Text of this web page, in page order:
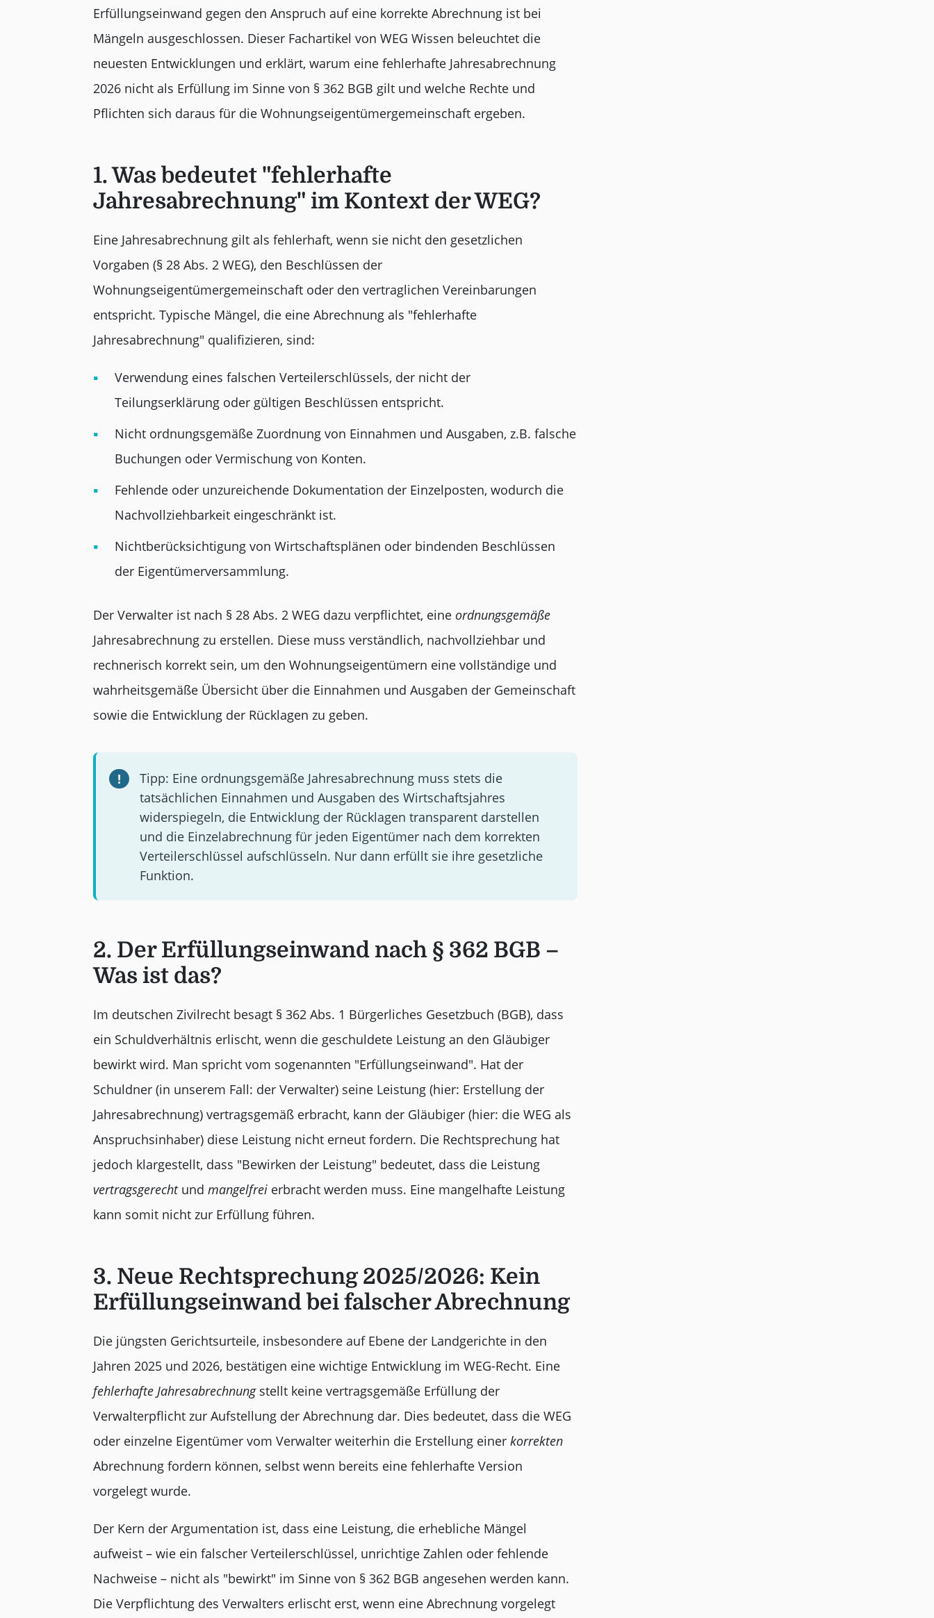
Erfüllungseinwand gegen den Anspruch auf eine korrekte Abrechnung ist bei
Mängeln ausgeschlossen. Dieser Fachartikel von WEG Wissen beleuchtet die
neuesten Entwicklungen und erklärt, warum eine fehlerhafte Jahresabrechnung
2026 nicht als Erfüllung im Sinne von § 362 BGB gilt und welche Rechte und
Pflichten sich daraus für die Wohnungseigentümergemeinschaft ergeben.
1. Was bedeutet "fehlerhafte
Jahresabrechnung" im Kontext der WEG?
Eine Jahresabrechnung gilt als fehlerhaft, wenn sie nicht den gesetzlichen
Vorgaben (§ 28 Abs. 2 WEG), den Beschlüssen der
Wohnungseigentümergemeinschaft oder den vertraglichen Vereinbarungen
entspricht. Typische Mängel, die eine Abrechnung als "fehlerhafte
Jahresabrechnung" qualifizieren, sind:
Verwendung eines falschen Verteilerschlüssels, der nicht der
Teilungserklärung oder gültigen Beschlüssen entspricht.
Nicht ordnungsgemäße Zuordnung von Einnahmen und Ausgaben, z.B. falsche
Buchungen oder Vermischung von Konten.
Fehlende oder unzureichende Dokumentation der Einzelposten, wodurch die
Nachvollziehbarkeit eingeschränkt ist.
Nichtberücksichtigung von Wirtschaftsplänen oder bindenden Beschlüssen
der Eigentümerversammlung.
Der Verwalter ist nach § 28 Abs. 2 WEG dazu verpflichtet, eine ordnungsgemäße
Jahresabrechnung zu erstellen. Diese muss verständlich, nachvollziehbar und
rechnerisch korrekt sein, um den Wohnungseigentümern eine vollständige und
wahrheitsgemäße Übersicht über die Einnahmen und Ausgaben der Gemeinschaft
sowie die Entwicklung der Rücklagen zu geben.
Tipp: Eine ordnungsgemäße Jahresabrechnung muss stets die
tatsächlichen Einnahmen und Ausgaben des Wirtschaftsjahres
widerspiegeln, die Entwicklung der Rücklagen transparent darstellen
und die Einzelabrechnung für jeden Eigentümer nach dem korrekten
Verteilerschlüssel aufschlüsseln. Nur dann erfüllt sie ihre gesetzliche
Funktion.
2. Der Erfüllungseinwand nach § 362 BGB –
Was ist das?
Im deutschen Zivilrecht besagt § 362 Abs. 1 Bürgerliches Gesetzbuch (BGB), dass
ein Schuldverhältnis erlischt, wenn die geschuldete Leistung an den Gläubiger
bewirkt wird. Man spricht vom sogenannten "Erfüllungseinwand". Hat der
Schuldner (in unserem Fall: der Verwalter) seine Leistung (hier: Erstellung der
Jahresabrechnung) vertragsgemäß erbracht, kann der Gläubiger (hier: die WEG als
Anspruchsinhaber) diese Leistung nicht erneut fordern. Die Rechtsprechung hat
jedoch klargestellt, dass "Bewirken der Leistung" bedeutet, dass die Leistung
vertragsgerechtund mangelfreierbracht werden muss. Eine mangelhafte Leistung
kann somit nicht zur Erfüllung führen.
3. Neue Rechtsprechung 2025/2026: Kein
Erfüllungseinwand bei falscher Abrechnung
Die jüngsten Gerichtsurteile, insbesondere auf Ebene der Landgerichte in den
Jahren 2025 und 2026, bestätigen eine wichtige Entwicklung im WEG-Recht. Eine
fehlerhafte Jahresabrechnungstellt keine vertragsgemäße Erfüllung der
Verwalterpflicht zur Aufstellung der Abrechnung dar. Dies bedeutet, dass die WEG
oder einzelne Eigentümer vom Verwalter weiterhin die Erstellung einer korrekten
Abrechnung fordern können, selbst wenn bereits eine fehlerhafte Version
vorgelegt wurde.
Der Kern der Argumentation ist, dass eine Leistung, die erhebliche Mängel
aufweist – wie ein falscher Verteilerschlüssel, unrichtige Zahlen oder fehlende
Nachweise – nicht als "bewirkt" im Sinne von § 362 BGB angesehen werden kann.
Die Verpflichtung des Verwalters erlischt erst, wenn eine Abrechnung vorgelegt